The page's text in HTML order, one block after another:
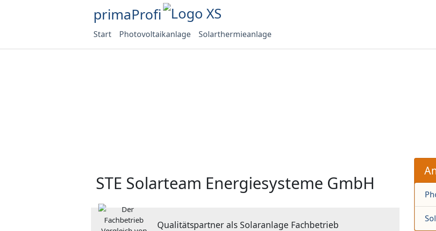
primaProfi
Start Photovoltaikanlage Solarthermieanlage
STE Solarteam Energiesysteme GmbH
Qualitätspartner als Solaranlage Fachbetrieb